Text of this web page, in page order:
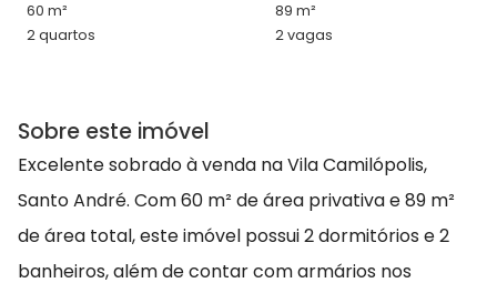
60 m²
89 m²
2 quartos
2 vagas
Sobre este imóvel
Excelente sobrado à venda na Vila Camilópolis,
Santo André. Com 60 m² de área privativa e 89 m²
de área total, este imóvel possui 2 dormitórios e 2
banheiros, além de contar com armários nos